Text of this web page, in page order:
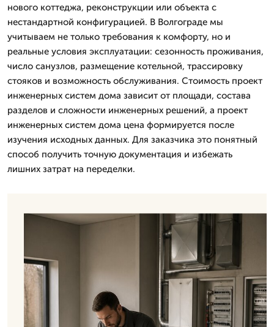
нового коттеджа, реконструкции или объекта с
нестандартной конфигурацией. В Волгограде мы
учитываем не только требования к комфорту, но и
реальные условия эксплуатации: сезонность проживания,
число санузлов, размещение котельной, трассировку
стояков и возможность обслуживания. Стоимость проект
инженерных систем дома зависит от площади, состава
разделов и сложности инженерных решений, а проект
инженерных систем дома цена формируется после
изучения исходных данных. Для заказчика это понятный
способ получить точную документация и избежать
лишних затрат на переделки.